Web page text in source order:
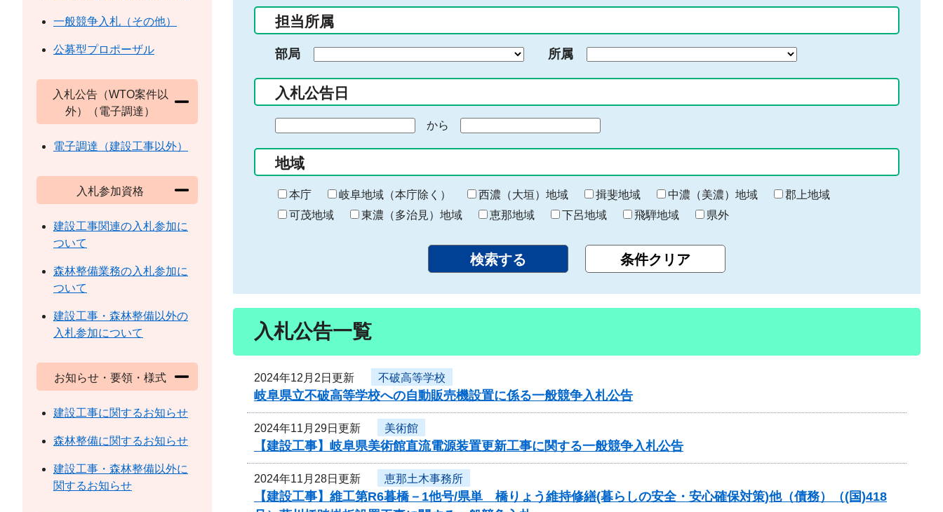
ー
入
力
担当所属
部局 所属
入札公告日
の
始
ま
り
から
終
わ
り
地域
本庁 岐阜地域（本庁除く） 西濃（大垣）地域 揖斐地域 中濃（美濃）地域
郡上地域
可茂地域
東濃（多治見）地域 恵那地域 下呂地域 飛騨地域 県外
入札公告一覧
2024年12月2日更新 不破高等学校
岐阜県立不破高等学校への自動販売機設置に係る一般競争入札公告
2024年11月29日更新 美術館
【建設工事】岐阜県美術館直流電源装置更新工事に関する一般競争入札公告
2024年11月28日更新 恵那土木事務所
【建設工事】維工第R6暮橋－1他号/県単 橋りょう維持修繕(暮らしの安全・安心確保対策)他（債務）（(国)418
一般競争入札（その他）
公募型プロポーザル
入札公告（WTO案件以
外）（電子調達）
電子調達（建設工事以外）
入札参加資格
建設工事関連の入札参加に
ついて
森林整備業務の入札参加に
ついて
建設工事・森林整備以外の
入札参加について
お知らせ・要領・様式
建設工事に関するお知らせ
森林整備に関するお知らせ
建設工事・森林整備以外に
関するお知らせ